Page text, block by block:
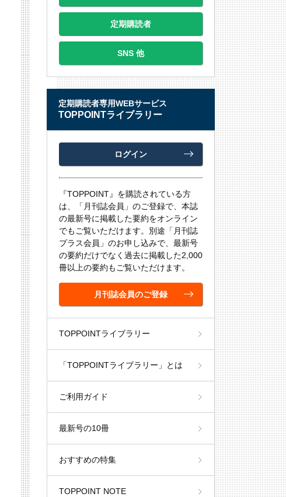
定期購読者
SNS 他
定期購読者専用WEBサービス
TOPPOINTライブラリー
ログイン
『TOPPOINT』を購読されている方
は、「月刊誌会員」のご登録で、本誌
の最新号に掲載した要約をオンライン
でもご覧いただけます。別途「月刊誌
プラス会員」のお申し込みで、最新号
の要約だけでなく過去に掲載した2,000
冊以上の要約もご覧いただけます。
月刊誌会員のご登録
TOPPOINTライブラリー
「TOPPOINTライブラリー」とは
ご利用ガイド
最新号の10冊
おすすめの特集
TOPPOINT NOTE